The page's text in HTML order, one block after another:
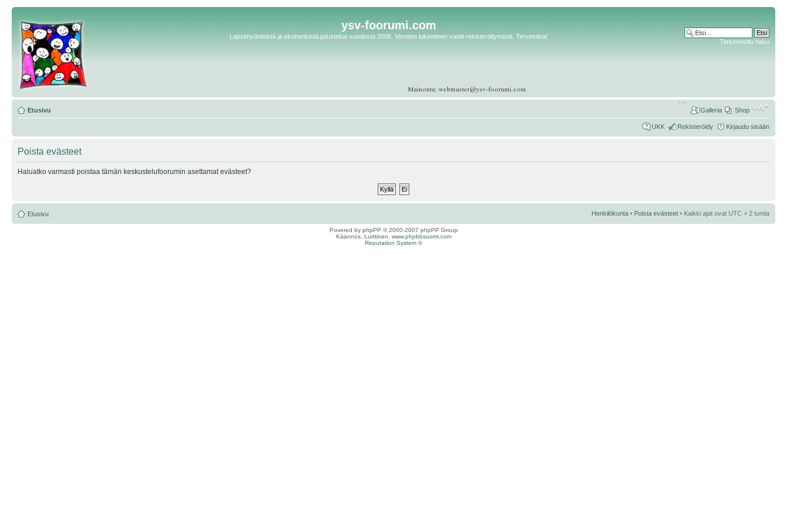
ysv-foorumi.com
Lapsimyönteistä ja ekohenkistä jutustelua vuodesta 2006. Viestien lukeminen vaatii rekisteröitymistä. Tervetuloa!
Tarkennettu haku
Etusivu Shop
Galleria
UKK Rekisteröidy Kirjaudu sisään
Poista evästeet
Haluatko varmasti poistaa tämän keskustelufoorumin asettamat evästeet?
Etusivu Henkilökunta • Poista evästeet • Kaikki ajat ovat UTC + 2 tuntia
Povered by phpPP © 2000-2007 phpPP Group
Käännös, Lurttinen, www.phpbbsuomi.com
Reputation System ©